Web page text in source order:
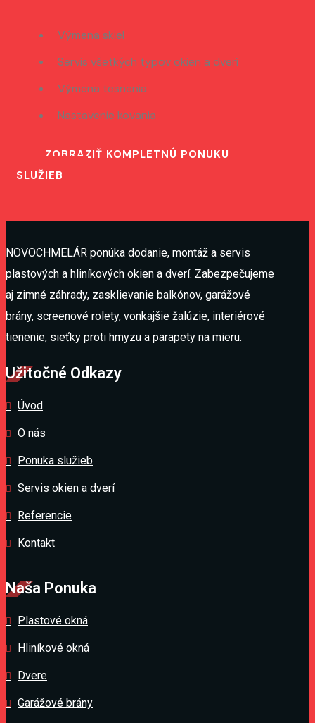
Výmena skiel
Servis všetkých typov okien a dverí
Výmena tesnenia
Nastavenie kovania
ZOBRAZIŤ KOMPLETNÚ PONUKU
SLUŽIEB
NOVOCHMELÁR ponúka dodanie, montáž a servis
plastových a hliníkových okien a dverí. Zabezpečujeme
aj zimné záhrady, zasklievanie balkónov, garážové
brány, screenové rolety, vonkajšie žalúzie, interiérové
tienenie, sieťky proti hmyzu a parapety na mieru.
Užitočné Odkazy
Úvod
O nás
Ponuka služieb
Servis okien a dverí
Referencie
Kontakt
Naša Ponuka
Plastové okná
Hliníkové okná
Dvere
Garážové brány